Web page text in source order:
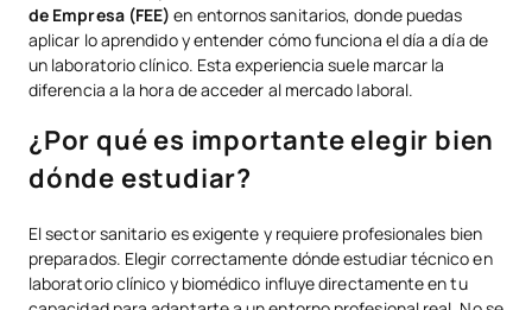
de Empresa (FEE) en entornos sanitarios, donde puedas
aplicar lo aprendido y entender cómo funciona el día a día de
un laboratorio clínico. Esta experiencia suele marcar la
diferencia a la hora de acceder al mercado laboral.
¿Por qué es importante elegir bien
dónde estudiar?
El sector sanitario es exigente y requiere profesionales bien
preparados. Elegir correctamente dónde estudiar técnico en
laboratorio clínico y biomédico influye directamente en tu